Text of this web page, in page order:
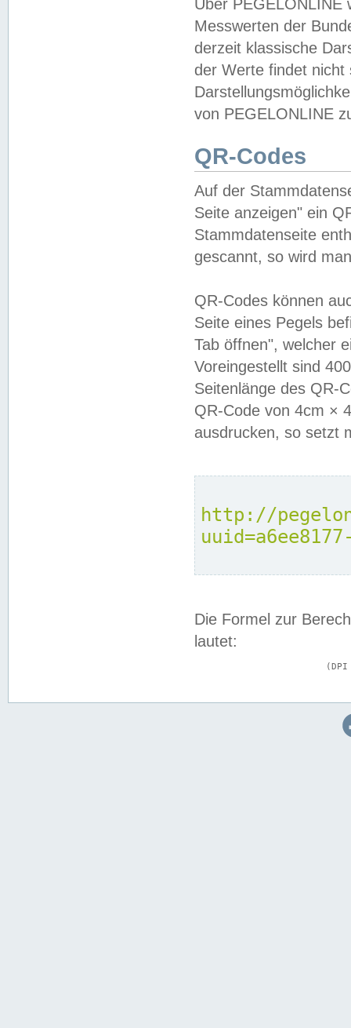
Über PEGELONLINE
Messwerten der
derzeit klassische
der Werte findet
von PEGELONLINE
QR-Codes
Auf der
Seite anzeigen" ein
Stammdatenseite
gescannt, so wird
QR-Codes können
Seite eines Pegels
Tab öffnen", welcher
Voreingestellt sind
Seitenlänge des QR-
QR-Code von 4cm ×
ausdrucken, so setzt
http://
Die Formel zur
lautet: